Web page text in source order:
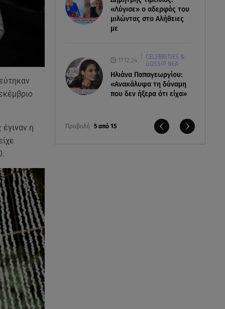
«Λύγισε» ο αδερφός του
μιλώντας στο Αλήθειες
με
17.12.24
CELEBRITIES &
GOSSIP ΝΕΑ
Ηλιάνα Παπαγεωργίου:
«Ανακάλυψα τη δύναμη
που δεν ήξερα ότι είχα»
Προβολή 5 από 15
η